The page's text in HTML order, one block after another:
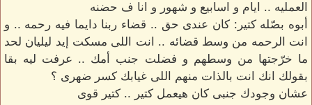
العمليه .. ايام و اسابيع و شهور و انا ف حضنه
أبوه بصّله كتير: كان عندى حق .. قضاء ربنا دايما فيه رحمه .. و
انت الرحمه من وسط قضائه .. انت اللى مسكت إيد ليليان لحد
ما خرّجتها من وسطهم و فضلت جنب أمك .. عرفت ليه بقا
بقولك انك انت بالذات منهم اللى غيابك كسر ضهرى ؟
عشان وجودك جنبى كان هيعمل كتير .. كتير قوى